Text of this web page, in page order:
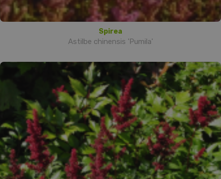
Spirea
Astilbe chinensis 'Pumila'